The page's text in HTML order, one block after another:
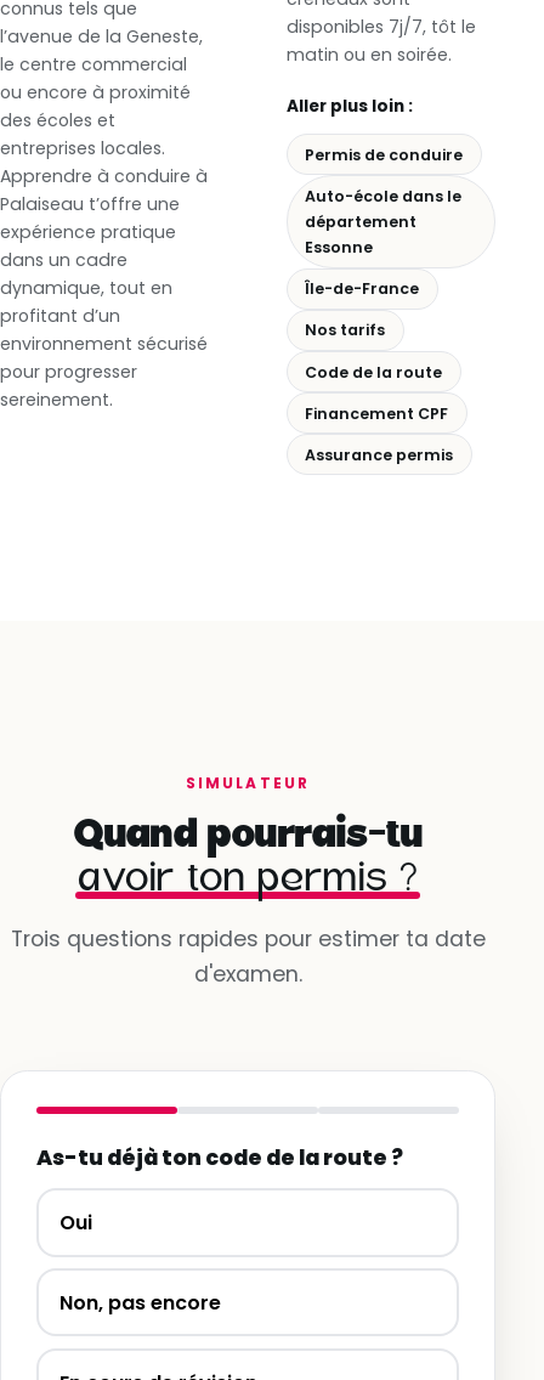
connus tels que
l’avenue de la Geneste,
le centre commercial
ou encore à proximité
des écoles et
entreprises locales.
Apprendre à conduire à
Palaiseau t’offre une
expérience pratique
dans un cadre
dynamique, tout en
profitant d’un
environnement sécurisé
pour progresser
sereinement.
disponibles 7j/7, tôt le
matin ou en soirée.
Aller plus loin :
Permis de conduire
Auto-école dans le
département
Essonne
Île-de-France
Nos tarifs
Code de la route
Financement CPF
Assurance permis
SIMULATEUR
Quand pourrais-tu
avoir ton permis ?
Trois questions rapides pour estimer ta date
d'examen.
As-tu déjà ton code de la route ?
Oui
Non, pas encore